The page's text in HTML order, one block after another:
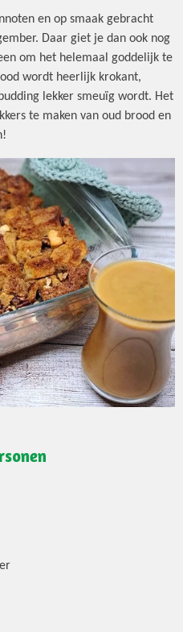
en op smaak gebracht
Daar giet je dan ook nog
om het helemaal goddelijk te
wordt heerlijk krokant,
lekker smeuïg wordt. Het
te maken van oud brood en